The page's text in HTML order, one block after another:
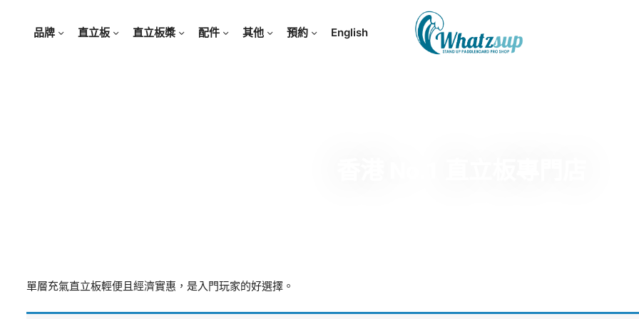
品牌 直立板 直立板槳 配件 其他 預約 English
單層充氣直立板輕便且經濟實惠，是入門玩家的好選擇。